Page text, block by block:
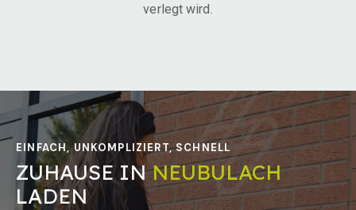
verlegt wird.
EINFACH, UNKOMPLIZIERT, SCHNELL
ZUHAUSE INNEUBULACH
LADEN